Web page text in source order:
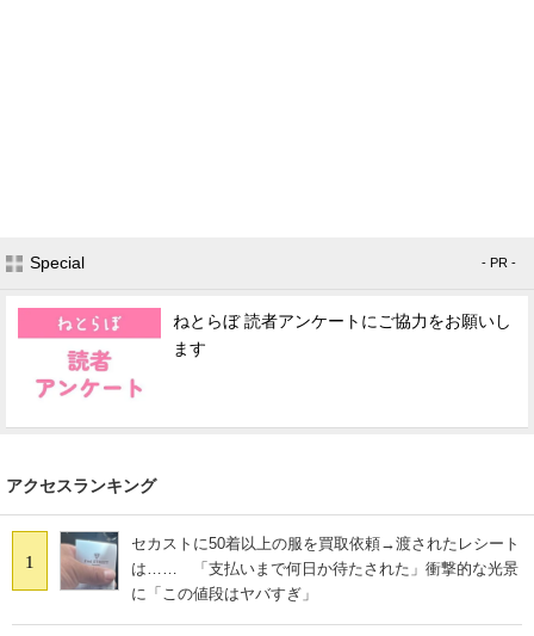
Special - PR -
ねとらぼ 読者アンケートにご協力をお願いし
ます
アクセスランキング
1
セカストに50着以上の服を買取依頼→渡されたレシート
は…… 「支払いまで何日か待たされた」衝撃的な光景
に「この値段はヤバすぎ」